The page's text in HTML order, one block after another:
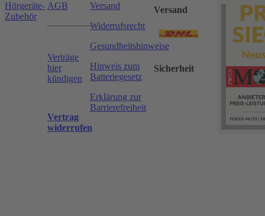
Hörgeräte-
Zubehör
AGB
Verträge
hier
kündigen
Vertrag
widerrufen
Versand
Widerrufsrecht
Gesundheitshinweise
Hinweis zum
Batteriegesetz
Erklärung zur
Barrierefreiheit
Versand
Sicherheit